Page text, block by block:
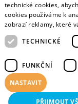
Sestavte si
představy o
Data o
Nejnovější data
technické cookies,
cookies používáme k
zobrazí reklamy, které
TECHNICKÉ
FUNKČNÍ
NASTAVIT
PŘIJMOUT